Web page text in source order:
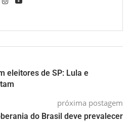
eleitores de SP: Lula e
próxima postagem
do Brasil deve prevalecer